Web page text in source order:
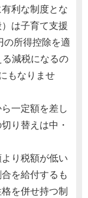
利な制度とな
）は子育て支援
所得控除を適
減税になるの
もなりませ
一定額を差し
り替えは中・
り税額が低い
を給付するも
を併せ持つ制